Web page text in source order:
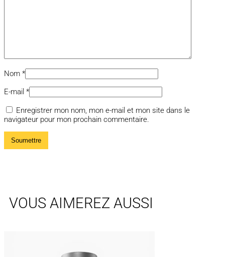
Nom *
E-mail *
Enregistrer mon nom, mon e-mail et mon site dans le
navigateur pour mon prochain commentaire.
VOUS AIMEREZ AUSSI